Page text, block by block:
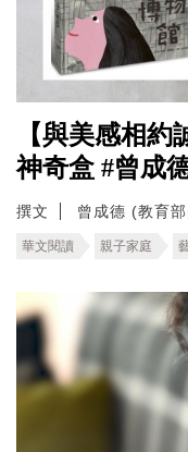
【與美感相
神奇盒 #曾成
撰文 曾成德 (教育
華文閱讀 親子家庭